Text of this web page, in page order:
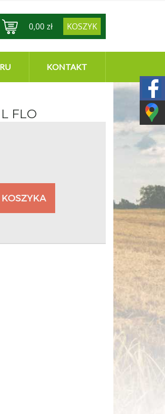
0,00 zł KOSZYK
KONTAKT
FLO